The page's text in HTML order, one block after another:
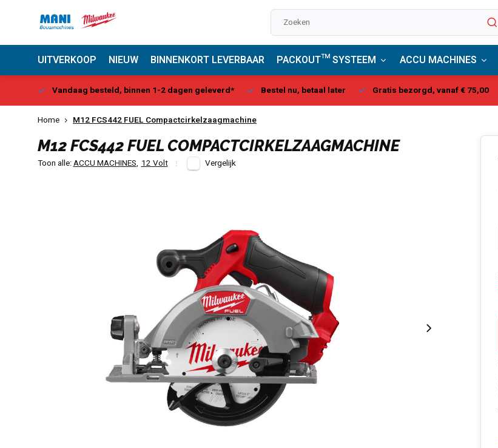
UITVERKOOP NIEUW BINNENKORT LEVERBAAR PACKOUT™ SYSTEEM ACCU MACHINES
Vandaag besteld, binnen 1-2 dagen geleverd* Bestel nu, betaal later Gratis bezorgd, vanaf € 75,00
Home M12 FCS442 FUEL Compactcirkelzaagmachine
M12 FCS442 FUEL COMPACTCIRKELZAAGMACHINE
Toon alle:ACCU MACHINES, 12 Volt Vergelijk